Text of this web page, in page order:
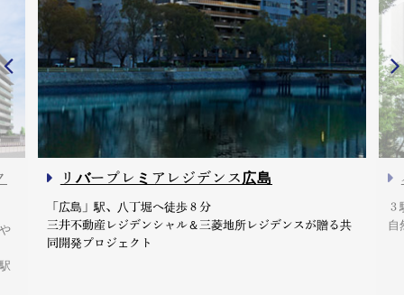
リバープレミアレジデンス広島
「広島」駅、八丁堀へ徒歩８分
三井不動産レジデンシャル＆三菱地所レジデンスが贈る共
同開発プロジェクト
３
自